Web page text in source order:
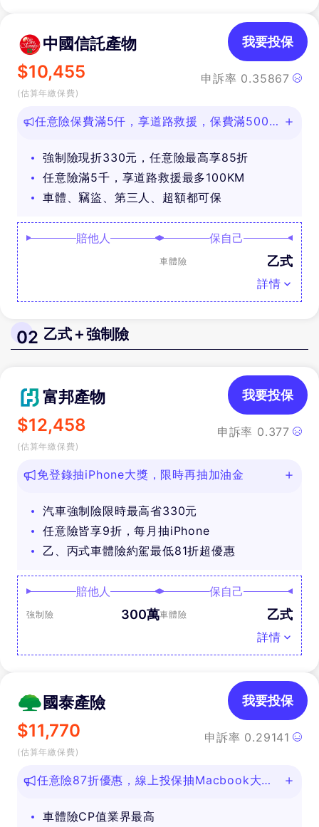
中國信託產物
$10,455
(估算年繳保費)
申訴率 0.35867
我要投保
任意險保費滿5仟，享道路救援，保費滿500即
強制險現折330元，任意險最高享85折
任意險滿5千，享道路救援最多100KM
車體、竊盜、第三人、超額都可保
賠他人 保自己
車體險 乙式
詳情
02 乙式＋強制險
富邦產物
$12,458
(估算年繳保費)
申訴率 0.377
我要投保
免登錄抽iPhone大獎，限時再抽加油金
汽車強制險限時最高省330元
任意險皆享9折，每月抽iPhone
乙、丙式車體險約駕最低81折超優惠
賠他人
強制險 300萬
保自己
車體險 乙式
詳情
國泰產險
$11,770
(估算年繳保費)
申訴率 0.29141
我要投保
任意險87折優惠，線上投保抽Macbook大
車體險CP值業界最高